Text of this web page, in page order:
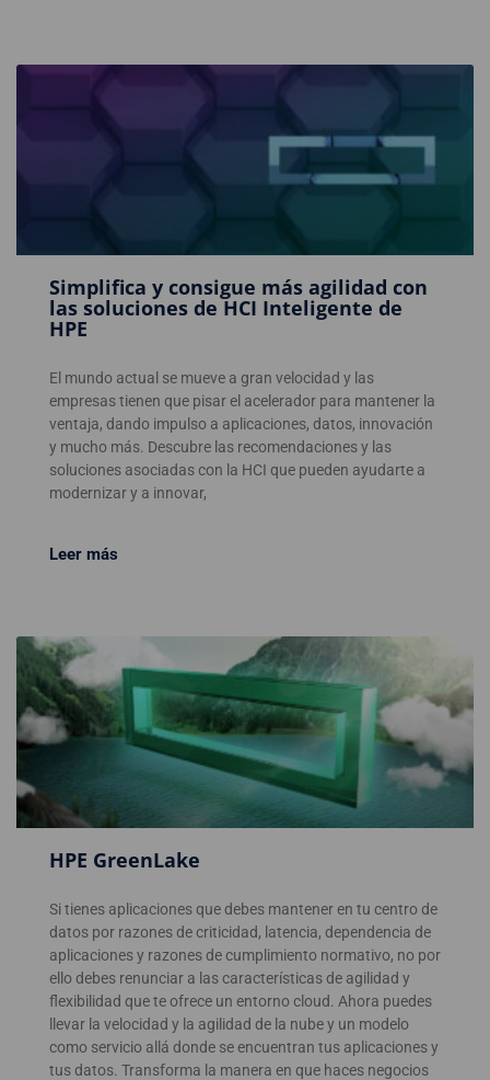
Simplifica y consigue más agilidad con
las soluciones de HCI Inteligente de
HPE
El mundo actual se mueve a gran velocidad y las
empresas tienen que pisar el acelerador para mantener la
ventaja, dando impulso a aplicaciones, datos, innovación
y mucho más. Descubre las recomendaciones y las
soluciones asociadas con la HCI que pueden ayudarte a
modernizar y a innovar,
Leer más
HPE GreenLake
Si tienes aplicaciones que debes mantener en tu centro de
datos por razones de criticidad, latencia, dependencia de
aplicaciones y razones de cumplimiento normativo, no por
ello debes renunciar a las características de agilidad y
flexibilidad que te ofrece un entorno cloud. Ahora puedes
llevar la velocidad y la agilidad de la nube y un modelo
como servicio allá donde se encuentran tus aplicaciones y
tus datos. Transforma la manera en que haces negocios